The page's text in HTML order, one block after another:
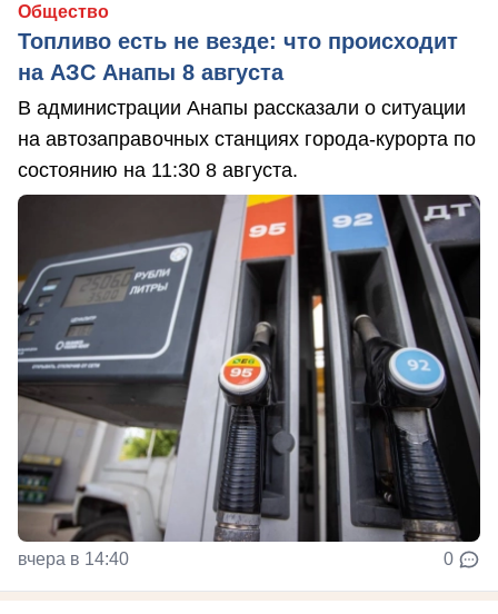
Общество
Топливо есть не везде: что происходит
на АЗС Анапы 8 августа
В администрации Анапы рассказали о ситуации
на автозаправочных станциях города-курорта по
состоянию на 11:30 8 августа.
вчера в 14:40 0